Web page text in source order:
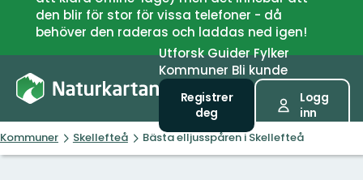
den blir för stor för vissa telefoner - då
behöver den raderas och laddas ned igen!
UtforskGuiderFylker
Kommuner Bli kunde
Registrer
deg
Logg
inn
Kommuner Skellefteå Bästa elljusspåren i Skellefteå